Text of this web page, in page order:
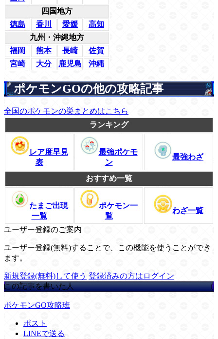
四国地方
徳島
香川 愛媛
高知
九州・沖縄地方
福岡
熊本 長崎
佐賀
宮崎
大分 鹿児島 沖縄
ポケモンGOの他の攻略記事
全国のポケモンの巣まとめはこちら
ランキング
レア度早見
表
最強ポケモ
ン
最強わざ
おすすめ一覧
たまご出現
一覧
ポケモン一
覧
わざ一覧
ユーザー登録のご案内
ユーザー登録(無料)することで、この機能を使うことができ
ます。
新規登録(無料)して使う 登録済みの方はログイン
この記事を書いた人
ポケモンGO攻略班
ポスト
LINEで送る